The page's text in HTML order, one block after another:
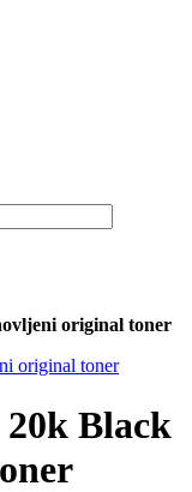
original toner
Black